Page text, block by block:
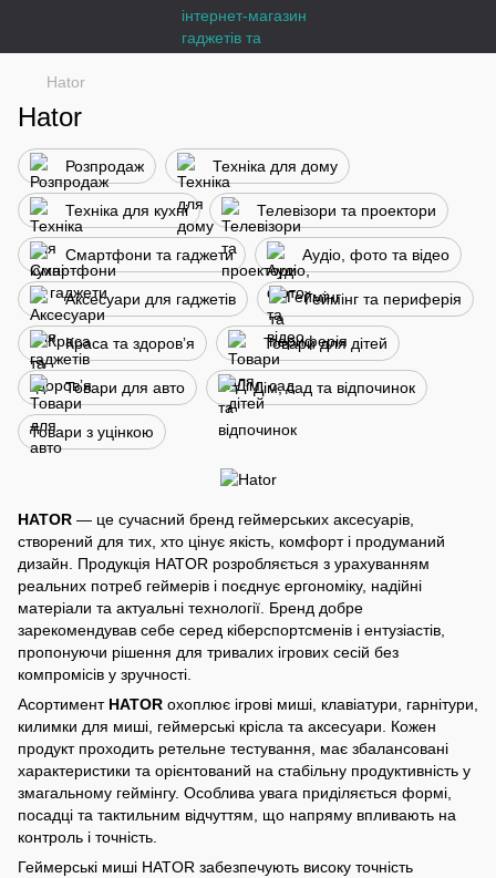
Hator
Hator
Розпродаж Техніка для дому
Техніка для кухні Телевізори та проектори
Смартфони та гаджети Аудіо, фото та відео
Аксесуари для гаджетів Геймінг та периферія
Краса та здоровʼя Товари для дітей
Товари для авто Дім, сад та відпочинок
Товари з уцінкою
HATOR — це сучасний бренд геймерських аксесуарів,
створений для тих, хто цінує якість, комфорт і продуманий
дизайн. Продукція HATOR розробляється з урахуванням
реальних потреб геймерів і поєднує ергономіку, надійні
матеріали та актуальні технології. Бренд добре
зарекомендував себе серед кіберспортсменів і ентузіастів,
пропонуючи рішення для тривалих ігрових сесій без
компромісів у зручності.
Асортимент HATOR охоплює ігрові миші, клавіатури, гарнітури,
килимки для миші, геймерські крісла та аксесуари. Кожен
продукт проходить ретельне тестування, має збалансовані
характеристики та орієнтований на стабільну продуктивність у
змагальному геймінгу. Особлива увага приділяється формі,
посадці та тактильним відчуттям, що напряму впливають на
контроль і точність.
Геймерські миші HATOR забезпечують високу точність